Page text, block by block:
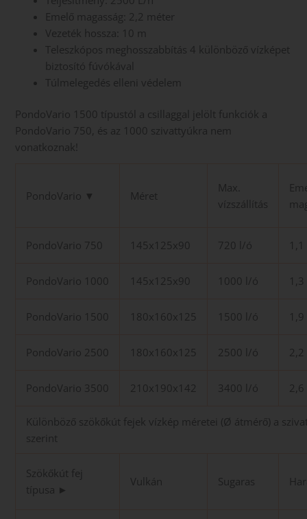
Emelő magasság: 2,2 méter
Vezeték hossza: 10 m
Teleszkópos meghosszabbítás 4 különböző vízképet
biztosító fúvókával
Túlmelegedés elleni védelem
PondoVario 1500 típustól a csillaggal jelölt funkciók a
PondoVario 750, és az 1000 szivattyúkra nem
vonatkoznak!
PondoVario ▼ Méret
Max.
vízszállítás
PondoVario 750 145x125x90 720 l/ó
PondoVario 1000 145x125x90 1000 l/ó
PondoVario 1500 180x160x125 1500 l/ó
PondoVario 2500 180x160x125 2500 l/ó
PondoVario 3500 210x190x142 3400 l/ó
Különböző szökőkút fejek vízkép méretei (Ø átmérő) a
szerint
Szökőkút fej
típusa ►
Vulkán Sugaras